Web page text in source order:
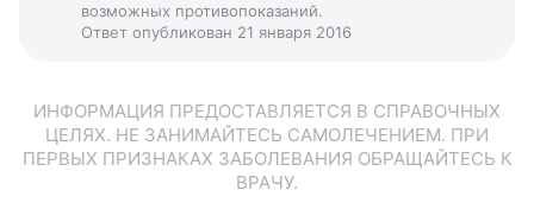
возможных противопоказаний.
Ответ опубликован 21 января 2016
ИНФОРМАЦИЯ ПРЕДОСТАВЛЯЕТСЯ В СПРАВОЧНЫХ
ЦЕЛЯХ. НЕ ЗАНИМАЙТЕСЬ САМОЛЕЧЕНИЕМ. ПРИ
ПЕРВЫХ ПРИЗНАКАХ ЗАБОЛЕВАНИЯ ОБРАЩАЙТЕСЬ К
ВРАЧУ.